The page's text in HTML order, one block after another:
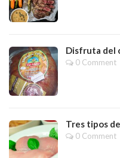
Disfruta del
0 Comment
Tres tipos
0 Comment